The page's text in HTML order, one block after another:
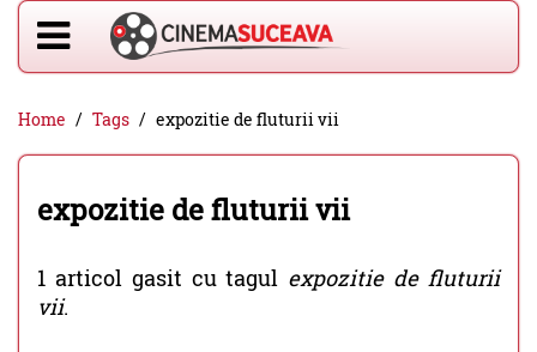
Home Tags expozitie de fluturii vii
expozitie de fluturii vii
1 articol gasit cu tagul expozitie de fluturii
vii.